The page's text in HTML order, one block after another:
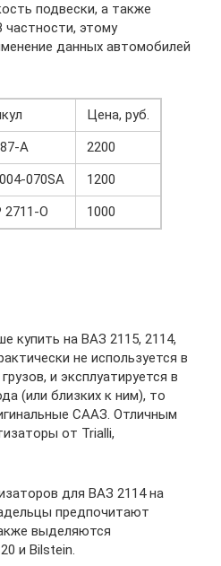
подвески, а также
частности, этому
данных автомобилей
Цена, руб.
A
2200
070SA
1200
2711-O 1000
купить на ВАЗ 2115, 2114,
не используется в
и эксплуатируется в
(или близких к ним), то
СААЗ. Отличным
от Trialli,
для ВАЗ 2114 на
предпочитают
выделяются
и Bilstein.